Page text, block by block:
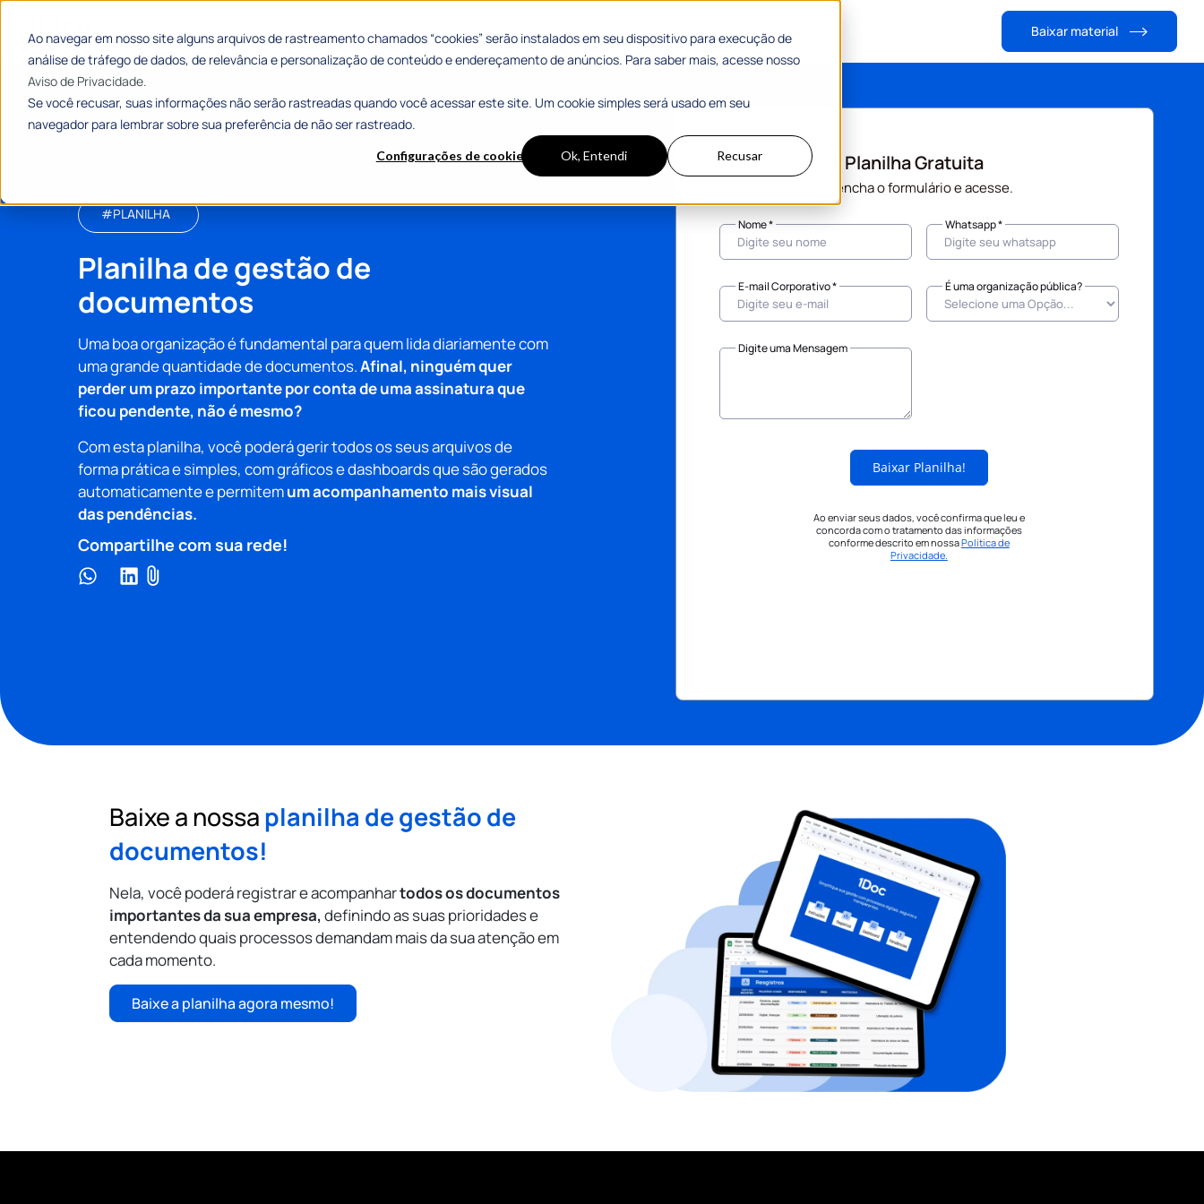
Ao navegar em nosso site alguns arquivos de rastreamento chamados “cookies” serão instalados em seu dispositivo para execução de
análise de tráfego de dados, de relevância e personalização de conteúdo e endereçamento de anúncios. Para saber mais, acesse nosso
Aviso de Privacidade.
Se você recusar, suas informações não serão rastreadas quando você acessar este site. Um cookie simples será usado em seu
navegador para lembrar sobre sua preferência de não ser rastreado.
Configurações de cookies Ok, Entendi Recusar
Baixar material
#PLANILHA
Planilha de gestão de
documentos
Uma boa organização é fundamental para quem lida diariamente com
uma grande quantidade de documentos.Afinal, ninguém quer
perder um prazo importante por conta de uma assinatura que
ficou pendente, não é mesmo?
Com esta planilha, você poderá gerir todos os seus arquivos de
forma prática e simples, com gráficos e dashboards que são gerados
automaticamente e permitemum acompanhamento mais visual
das pendências.
Compartilhe com sua rede!
Planilha Gratuita
Preencha o formulário e acesse.
Nome * Whatsapp *
E-mail Corporativo * É uma organização pública?
Digite uma Mensagem
Baixar Planilha!
Ao enviar seus dados, você confirma que leu e
concorda com o tratamento das informações
conforme descrito em nossaPolítica de
Privacidade.
Baixe a nossaplanilha de gestão de
documentos!
Nela, você poderá registrar e acompanhartodos os documentos
importantes da sua empresa,definindo as suas prioridades e
entendendo quais processos demandam mais da sua atenção em
cada momento.
Baixe a planilha agora mesmo!